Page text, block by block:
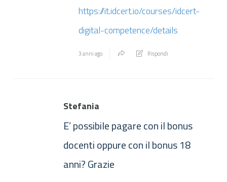
https://it.idcert.io/courses/idcert-
digital-competence/details
3 anni ago Rispondi
Stefania
E’ possibile pagare con il bonus
docenti oppure con il bonus 18
anni? Grazie